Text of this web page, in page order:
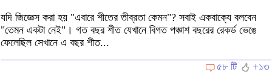
যদি জিজ্ঞেস করা হয় "এবারে শীতের তীব্রতা কেমন"? সবাই একবাক্যে বলবেন
"তেমন একটা নেই"। গত বছর শীত যেখানে বিগত পঞ্চাশ বছরের রেকর্ড ভেঙে
ফেলেছিল সেখানে এ বছর শীত...
৫৮ টি
+১৩